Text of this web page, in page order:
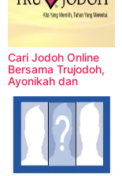
Cari Jodoh Online
Bersama Trujodoh,
Ayonikah dan